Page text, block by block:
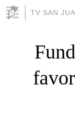
TV SAN